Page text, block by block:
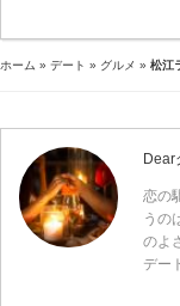
ホーム » デート » グルメ » 松江
Dear
恋の
うの
のよ
デー